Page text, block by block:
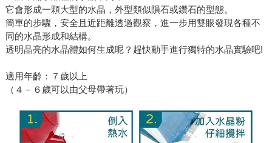
它會形成一顆大型的水晶，外型類似隕石或鑽石的型態。
簡單的步驟，安全且近距離透過觀察，進一步用雙眼發現各種不
同的水晶形成和結構。
透明晶亮的水晶體如何生成呢？趕快動手進行獨特的水晶實驗吧!
適用年齡：７歲以上
（４－６歲可以由父母帶著玩）